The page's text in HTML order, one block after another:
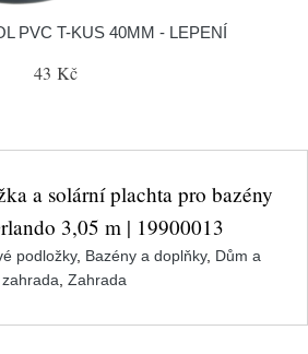
PVC T-KUS 40MM - LEPENÍ
43 Kč
a solární plachta pro bazény
3,05 m | 19900013
podložky, Bazény a doplňky, Dům a
zahrada Zahrada